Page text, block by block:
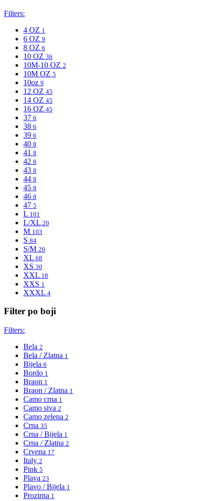
Filters:
4 OZ 1
6 OZ 9
8 OZ 6
10 OZ 36
10M-10 OZ 2
10M OZ 5
10oz 9
12 OZ 45
14 OZ 45
16 OZ 45
37 6
38 6
39 6
40 8
41 8
42 8
43 8
44 8
45 8
46 8
47 5
L 101
L/XL 20
M 103
S 84
S/M 20
XL 68
XS 30
XXL 18
XXS 1
XXXL 4
Filter po boji
Filters:
Bela 2
Bela / Zlatna 1
Bijela 6
Bordo 1
Braon 1
Braon / Zlatna 1
Camo crna 1
Camo siva 2
Camo zelena 2
Crna 35
Crna / Bijela 1
Crna / Zlatna 2
Crvena 17
Italy 2
Pink 5
Plava 23
Plavo / Bijela 1
Prozirna 1